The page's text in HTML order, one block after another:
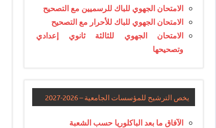
الامتحان الجهوي للباك للرسميين مع التصحيح
الامتحان الجهوي للباك للأحرار مع التصحيح
الامتحان الجهوي للثالثة ثانوي إعدادي
وتصحيحها
يخص الترشيح للمؤسسات الجامعية – 2026-2027
الآفاق ما بعد الباكلوريا حسب الشعبة